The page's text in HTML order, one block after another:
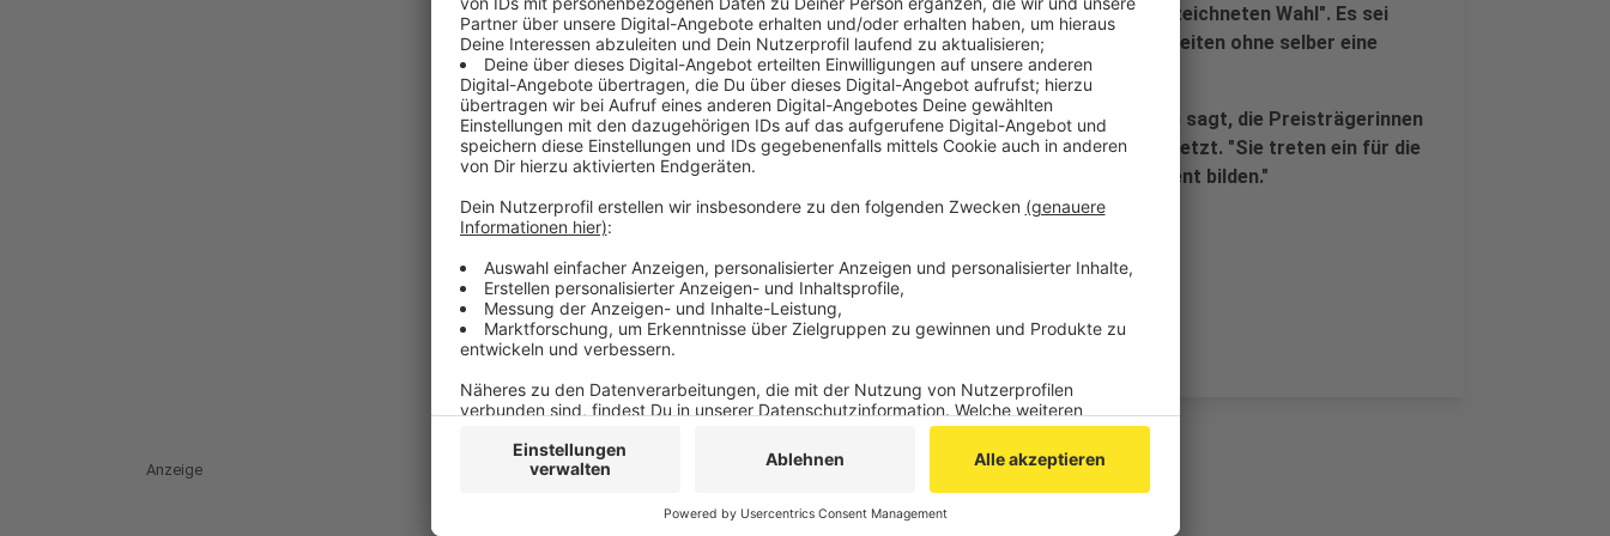
DerVerein Aachener Friedenspreisspricht von einer "ausgezeichneten Wahl". Es sei
wichtig, Menschen zu würdigen, die von unten für Frieden arbeiten ohne selber eine
Machtposition innezuhaben.
Nordrhein-Westfalens Ministerpräsident Hendrik Wüst (CDU) sagt, die Preisträgerinnen
hätten gewaltfrei eine demokratische Bewegung in Gang gesetzt. "Sie treten ein für die
Ideale, die Europa groß gemacht haben und Europas Fundament bilden."
Freitag, 17.12.2021 13:57
Anzeige
Anzeige